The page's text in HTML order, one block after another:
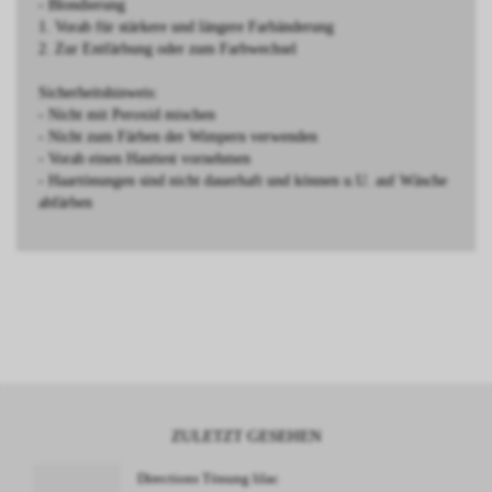
- Blondierung
1. Vorab für stärkere und längere Farbänderung
2. Zur Entfärbung oder zum Farbwechsel
Sicherheitshinweis:
- Nicht mit Peroxid mischen
- Nicht zum Färben der Wimpern verwenden
- Vorab einen Hauttest vornehmen
- Haartönungen sind nicht dauerhaft und können u.U. auf Wäsche
abfärben
ZULETZT GESEHEN
Directions Tönung lilac